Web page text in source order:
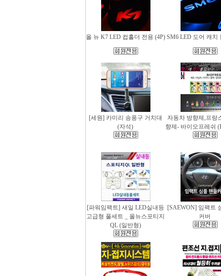
올 뉴 K7 LED 컵홀더 전용 (4P) SM6 LED 도어 캐치
[세원] 카미리 송풍구 거치대
(자석)
자동차 방향제,프랑
향제- 바이오프레쉬
[파워임팩트] 새일 LED실내등
고급형 풀세트 _ 올뉴스포티지
QL (일반형)
[SAEWON] 임팩트
커버